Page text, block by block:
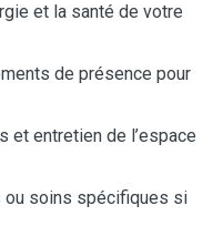
et la santé de votre
de présence pour
et entretien de l’espace
ou soins spécifiques si